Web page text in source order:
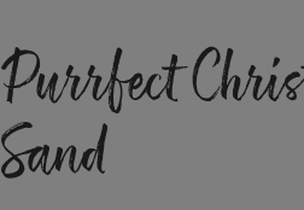
Purrfect
Sand